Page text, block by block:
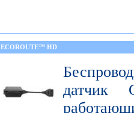
ECOROUTE™ HD
датчик